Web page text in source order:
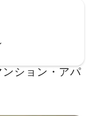
ション・アパ